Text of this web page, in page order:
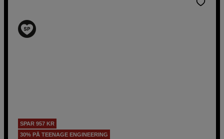
SPAR 957 KR
30% PÅ TEENAGE ENGINEERING